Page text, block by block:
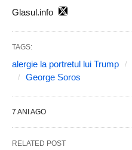
Glasul.info
TAGS:
alergie la portretul lui Trump
George Soros
7 ANI AGO
RELATED POST